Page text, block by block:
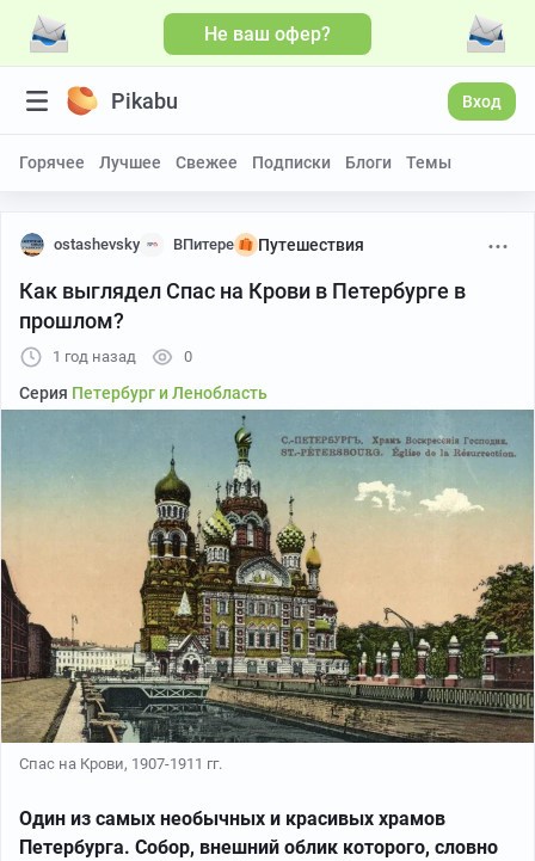
Не ваш офер?
Pikabu Вход
Горячее Лучшее Свежее Подписки Блоги Темы
ostashevsky ВПитере Путешествия
Как выглядел Спас на Крови в Петербурге в
прошлом?
1 год назад 0
Серия Петербург и Ленобласть
Спас на Крови, 1907-1911 гг.
Один из самых необычных и красивых храмов
Петербурга. Собор, внешний облик которого, словно